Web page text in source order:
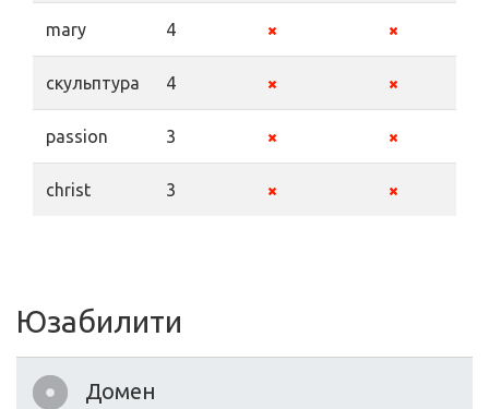
mary 4
скульптура 4
passion 3
christ 3
Юзабилити
Домен